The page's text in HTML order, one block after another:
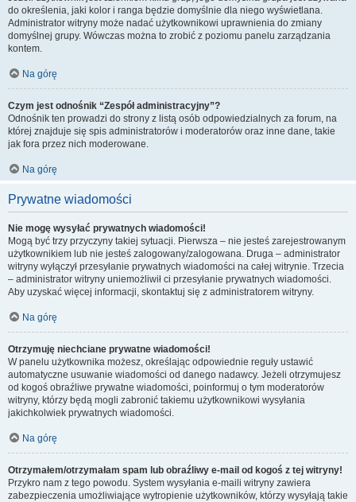
do określenia, jaki kolor i ranga będzie domyślnie dla niego wyświetlana.
Administrator witryny może nadać użytkownikowi uprawnienia do zmiany
domyślnej grupy. Wówczas można to zrobić z poziomu panelu zarządzania
kontem.
Na górę
Czym jest odnośnik “Zespół administracyjny”?
Odnośnik ten prowadzi do strony z listą osób odpowiedzialnych za forum, na
której znajduje się spis administratorów i moderatorów oraz inne dane, takie
jak fora przez nich moderowane.
Na górę
Prywatne wiadomości
Nie mogę wysyłać prywatnych wiadomości!
Mogą być trzy przyczyny takiej sytuacji. Pierwsza – nie jesteś zarejestrowanym
użytkownikiem lub nie jesteś zalogowany/zalogowana. Druga – administrator
witryny wyłączył przesyłanie prywatnych wiadomości na całej witrynie. Trzecia
– administrator witryny uniemożliwił ci przesyłanie prywatnych wiadomości.
Aby uzyskać więcej informacji, skontaktuj się z administratorem witryny.
Na górę
Otrzymuję niechciane prywatne wiadomości!
W panelu użytkownika możesz, określając odpowiednie reguły ustawić
automatyczne usuwanie wiadomości od danego nadawcy. Jeżeli otrzymujesz
od kogoś obraźliwe prywatne wiadomości, poinformuj o tym moderatorów
witryny, którzy będą mogli zabronić takiemu użytkownikowi wysyłania
jakichkolwiek prywatnych wiadomości.
Na górę
Otrzymałem/otrzymałam spam lub obraźliwy e-mail od kogoś z tej witryny!
Przykro nam z tego powodu. System wysyłania e-maili witryny zawiera
zabezpieczenia umożliwiające wytropienie użytkowników, którzy wysyłają takie